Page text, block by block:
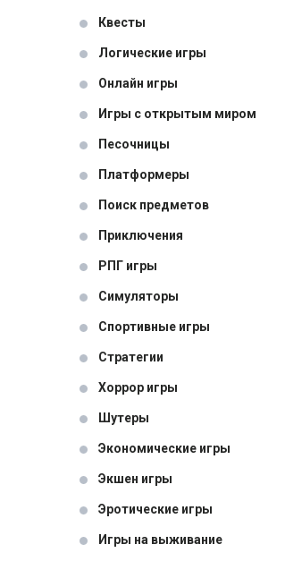
Квесты
Логические игры
Онлайн игры
Игры с открытым миром
Песочницы
Платформеры
Поиск предметов
Приключения
РПГ игры
Симуляторы
Спортивные игры
Стратегии
Хоррор игры
Шутеры
Экономические игры
Экшен игры
Эротические игры
Игры на выживание